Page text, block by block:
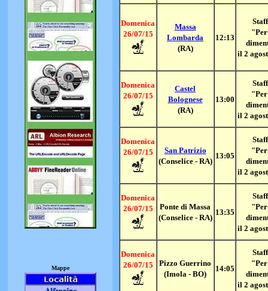
Domenica
26/07/15
Massa
Lombarda
(RA)
12:13
il 2
Domenica
26/07/15
Castel
Bolognese
(RA)
13:00
il 2
Domenica
26/07/15
San Patrizio
(Conselice - RA)
13:05
il 2
Domenica
26/07/15
Ponte di Massa
(Conselice - RA)
13:35
il 2
Domenica
26/07/15
Pizzo Guerrino
(Imola - BO)
14:05
il 2
Mappe